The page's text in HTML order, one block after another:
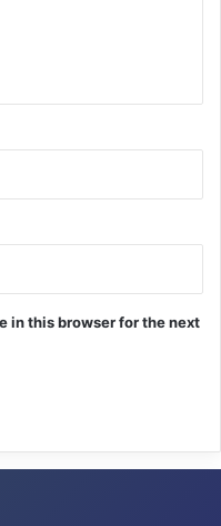
in this browser for the next